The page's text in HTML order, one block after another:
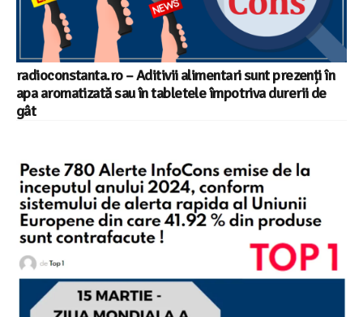
radioconstanta.ro – Aditivii alimentari sunt prezenți în
apa aromatizată sau în tabletele împotriva durerii de
gât